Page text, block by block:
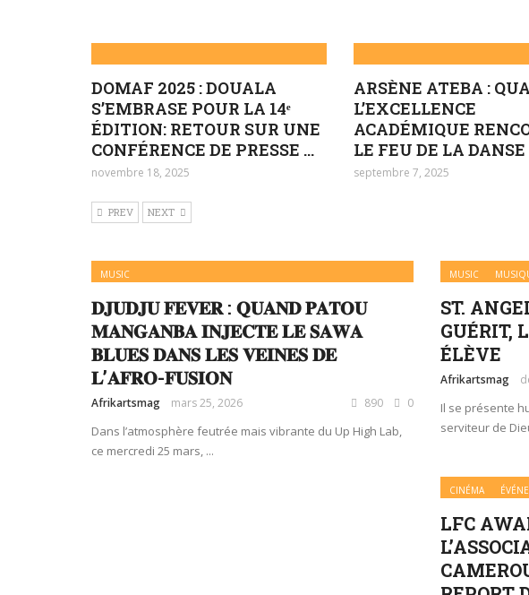
DOMAF 2025 : DOUALA
S’EMBRASE POUR LA 14ᵉ
ÉDITION: RETOUR SUR UNE
CONFÉRENCE DE PRESSE ...
novembre 18, 2025
ARSÈNE ATEBA :
L’EXCELLENCE
ACADÉMIQUE
LE FEU DE LA DANSE
septembre 7, 2025
PREV NEXT
MUSIC
𝐃𝐉𝐔𝐃𝐉𝐔 𝐅𝐄𝐕𝐄𝐑 : 𝐐𝐔𝐀𝐍𝐃 𝐏𝐀𝐓𝐎𝐔
𝐌𝐀𝐍𝐆𝐀𝐍𝐁𝐀 𝐈𝐍𝐉𝐄𝐂𝐓𝐄 𝐋𝐄 𝐒𝐀𝐖𝐀
𝐁𝐋𝐔𝐄𝐒 𝐃𝐀𝐍𝐒 𝐋𝐄𝐒 𝐕𝐄𝐈𝐍𝐄𝐒 𝐃𝐄
𝐋’𝐀𝐅𝐑𝐎-𝐅𝐔𝐒𝐈𝐎𝐍
Afrikartsmag mars 25, 2026 890 0
Dans l’atmosphère feutrée mais vibrante du Up High Lab,
ce mercredi 25 mars, ...
MUSIC
ST.
GUÉRIT,
ÉLÈVE
Afrikartsmag
Il se présente
serviteur de
CINÉMA
LFC